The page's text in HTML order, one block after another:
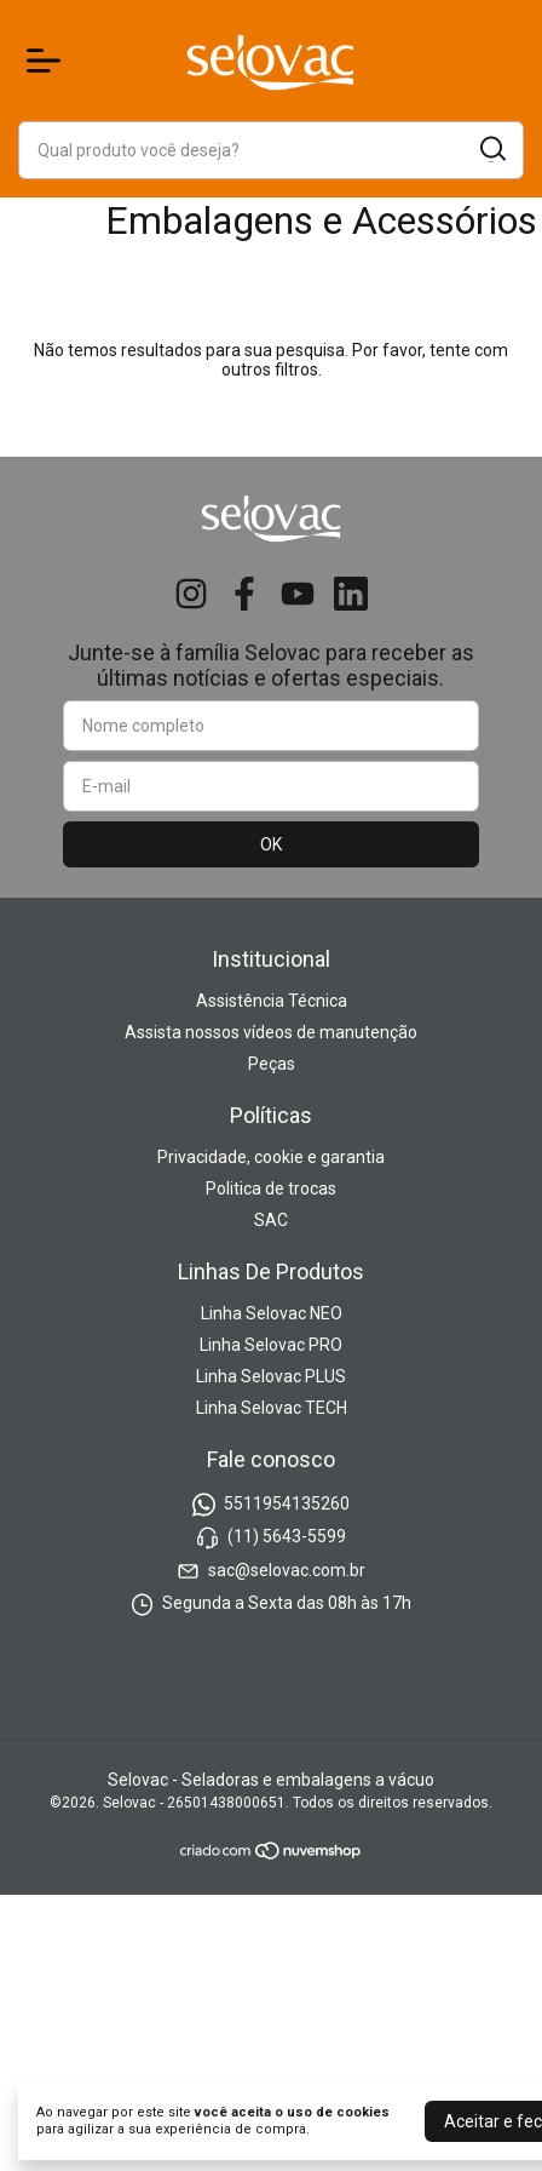
Ao navegar por este sitevocê aceita o uso de cookies
para agilizar a sua experiência de compra.
Aceitar e
Embalagens e Acessórios
Não temos resultados para sua pesquisa. Por favor, tente com
outros filtros.
Junte-se à família Selovac para receber as
últimas notícias e ofertas especiais.
Institucional
Assistência Técnica
Assista nossos vídeos de manutenção
Peças
Políticas
Privacidade, cookie e garantia
Politica de trocas
SAC
Linhas De Produtos
Linha Selovac NEO
Linha Selovac PRO
Linha Selovac PLUS
Linha Selovac TECH
Fale conosco
5511954135260
(11) 5643-5599
sac@selovac.com.br
Segunda a Sexta das 08h às 17h
Selovac - Seladoras e embalagens a vácuo
©2026. Selovac - 26501438000651. Todos os direitos reservados.